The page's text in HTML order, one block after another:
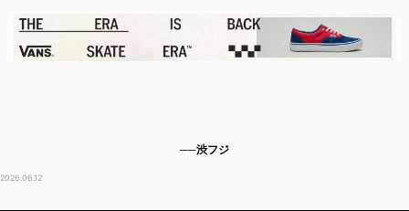
──渋フジ
2026.06.12